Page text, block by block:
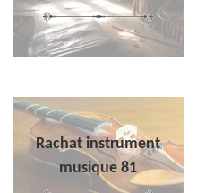
Rachat instrument
musique 81